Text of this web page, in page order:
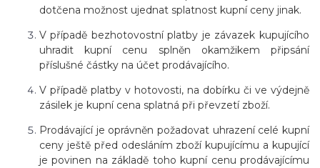
dotčena možnost ujednat splatnost kupní ceny jinak.
V případě bezhotovostní platby je závazek kupujícího
uhradit kupní cenu splněn okamžikem připsání
příslušné částky na účet prodávajícího.
V případě platby v hotovosti, na dobírku či ve výdejně
zásilek je kupní cena splatná při převzetí zboží.
Prodávající je oprávněn požadovat uhrazení celé kupní
ceny ještě před odesláním zboží kupujícímu a kupující
je povinen na základě toho kupní cenu prodávajícímu